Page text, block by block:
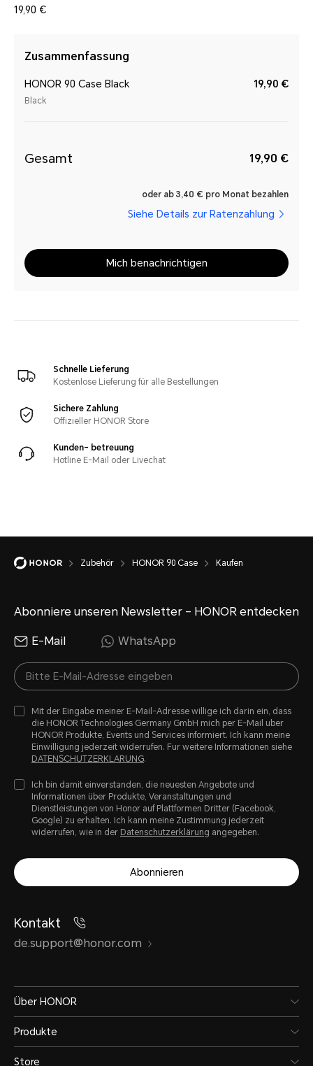
19,90 €
Zusammenfassung
HONOR 90 Case Black
Black
19,90 €
Gesamt 19,90 €
oder ab 3,40 € pro Monat bezahlen
Siehe Details zur Ratenzahlung
Mich benachrichtigen
Schnelle Lieferung
Kostenlose Lieferung für alle Bestellungen
Sichere Zahlung
Offizieller HONOR Store
Kunden- betreuung
Hotline E-Mail oder Livechat
Zubehör HONOR 90 Case Kaufen
Abonniere unseren Newsletter – HONOR entdecken
E-Mail WhatsApp
Mit der Eingabe meiner E-Mail-Adresse willige ich darin ein, dass
die HONOR Technologies Germany GmbH mich per E-Mail uber
HONOR Produkte, Events und Services informiert. Ich kann meine
Einwilligung jederzeit widerrufen. Fur weitere Informationen siehe
DATENSCHUTZERKLARUNG.
Ich bin damit einverstanden, die neuesten Angebote und
Informationen über Produkte, Veranstaltungen und
Dienstleistungen von Honor auf Plattformen Dritter (Facebook,
Google) zu erhalten. Ich kann meine Zustimmung jederzeit
widerrufen, wie in der Datenschutzerklärung angegeben.
Abonnieren
Kontakt
de.support@honor.com
Über HONOR
Produkte
Store